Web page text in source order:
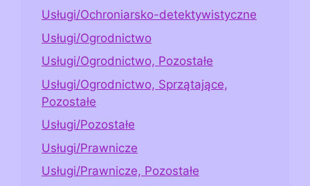
Usługi/Ochroniarsko-detektywistyczne
Usługi/Ogrodnictwo
Usługi/Ogrodnictwo, Pozostałe
Usługi/Ogrodnictwo, Sprzątające,
Pozostałe
Usługi/Pozostałe
Usługi/Prawnicze
Usługi/Prawnicze, Pozostałe